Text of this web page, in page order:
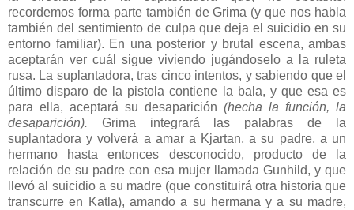
recordemos forma parte también de Grima (y que nos habla
también del sentimiento de culpa que deja el suicidio en su
entorno familiar). En una posterior y brutal escena, ambas
aceptarán ver cuál sigue viviendo jugándoselo a la ruleta
rusa. La suplantadora, tras cinco intentos, y sabiendo que el
último disparo de la pistola contiene la bala, y que esa es
para ella, aceptará su desaparición (hecha la función, la
desaparición). Grima integrará las palabras de la
suplantadora y volverá a amar a Kjartan, a su padre, a un
hermano hasta entonces desconocido, producto de la
relación de su padre con esa mujer llamada Gunhild, y que
llevó al suicidio a su madre (que constituirá otra historia que
transcurre en Katla), amando a su hermana y a su madre,